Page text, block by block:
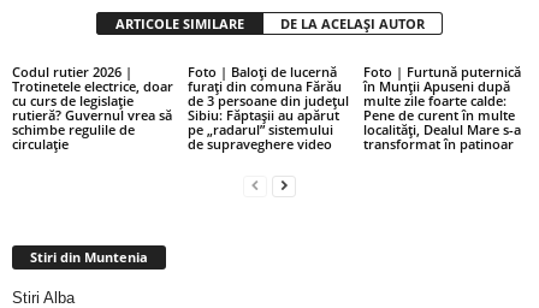
ARTICOLE SIMILARE DE LA ACELAȘI AUTOR
Codul rutier 2026 |
Trotinetele electrice, doar
cu curs de legislație
rutieră? Guvernul vrea să
schimbe regulile de
circulație
Foto | Baloți de lucernă
furați din comuna Fărău
de 3 persoane din județul
Sibiu: Făptașii au apărut
pe „radarul” sistemului
de supraveghere video
Foto | Furtună puternică
în Munții Apuseni după
multe zile foarte calde:
Pene de curent în multe
localități, Dealul Mare s-a
transformat în patinoar
Stiri din Muntenia
Stiri Alba